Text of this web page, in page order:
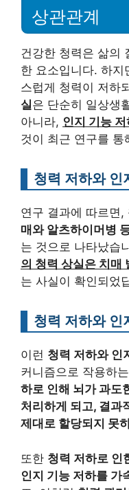
상관관계
건강한 청력은 삶의
한 요소입니다. 하지
스럽게 청력이 저하
실은 단순히 일상생
아니라, 인지 기능 저
것이 최근 연구를 통
청력 저하와 인
연구 결과에 따르면,
매와 알츠하이머병
는 것으로 나타났습
의 청력 상실은 치매
는 사실이 확인되었
청력 저하와 인
이런 청력 저하와 인
커니즘으로 작용하
하로 인해 뇌가 과도
처리하게 되고, 결과
제대로 할당되지 못
또한 청력 저하로 인
인지 기능 저하를 가